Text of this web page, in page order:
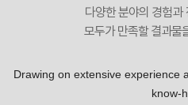
다양한 분야의 경험과
모두가 만족할 결과물
Drawing on extensive experience
know-